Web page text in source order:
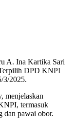
A. Ina Kartika Sari
DPD KNPI
3/2025.
menjelaskan
termasuk
dan pawai obor.